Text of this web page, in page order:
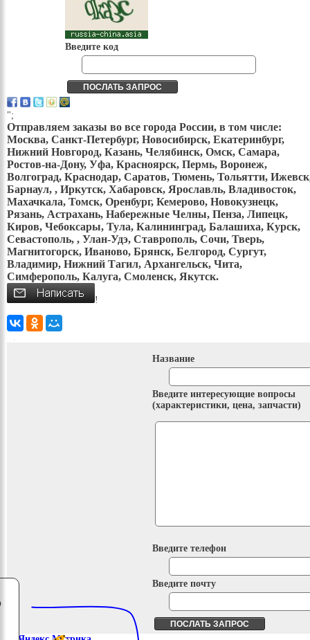
Введите код
";
Отправляем заказы во все города России, в том числе:
Москва, Санкт-Петербург, Новосибирск, Екатеринбург,
Нижний Новгород, Казань, Челябинск, Омск, Самара,
Ростов-на-Дону, Уфа, Красноярск, Пермь, Воронеж,
Волгоград, Краснодар, Саратов, Тюмень, Тольятти,
Барнаул, , Иркутск, Хабаровск, Ярославль, Владивосток,
Махачкала, Томск, Оренбург, Кемерово, Новокузнецк,
Рязань, Астрахань, Набережные Челны, Пенза, Липецк,
Киров, Чебоксары, Тула, Калининград, Балашиха, Курск,
Севастополь, , Улан-Удэ, Ставрополь, Сочи, Тверь,
Магнитогорск, Иваново, Брянск, Белгород, Сургут,
Владимир, Нижний Тагил, Архангельск, Чита,
Симферополь, Калуга, Смоленск, Якутск.
!
Название
Введите интересующие вопросы
(характеристики, цена, запчасти)
Введите телефон
Введите почту